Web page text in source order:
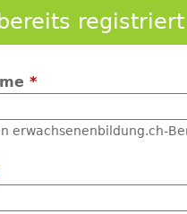
registriert
*
erwachsenenbildung.ch-